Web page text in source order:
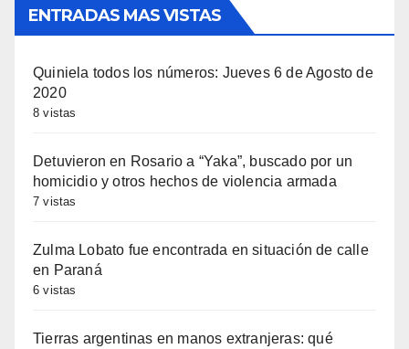
ENTRADAS MAS VISTAS
Quiniela todos los números: Jueves 6 de Agosto de
2020
8 vistas
Detuvieron en Rosario a “Yaka”, buscado por un
homicidio y otros hechos de violencia armada
7 vistas
Zulma Lobato fue encontrada en situación de calle
en Paraná
6 vistas
Tierras argentinas en manos extranjeras: qué